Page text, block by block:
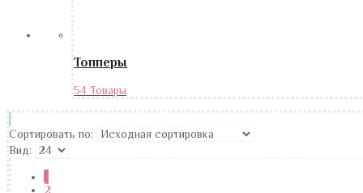
Топперы
54 Товары
Сортировать по:
Вид:
2